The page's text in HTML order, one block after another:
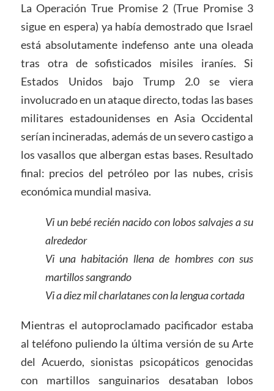
La Operación True Promise 2 (True Promise 3
sigue en espera) ya había demostrado que Israel
está absolutamente indefenso ante una oleada
tras otra de sofisticados misiles iraníes. Si
Estados Unidos bajo Trump 2.0 se viera
involucrado en un ataque directo, todas las bases
militares estadounidenses en Asia Occidental
serían incineradas, además de un severo castigo a
los vasallos que albergan estas bases. Resultado
final: precios del petróleo por las nubes, crisis
económica mundial masiva.
Vi un bebé recién nacido con lobos salvajes a su
alrededor
Vi una habitación llena de hombres con sus
martillos sangrando
Vi a diez mil charlatanes con la lengua cortada
Mientras el autoproclamado pacificador estaba
al teléfono puliendo la última versión de su Arte
del Acuerdo, sionistas psicopáticos genocidas
con martillos sanguinarios desataban lobos